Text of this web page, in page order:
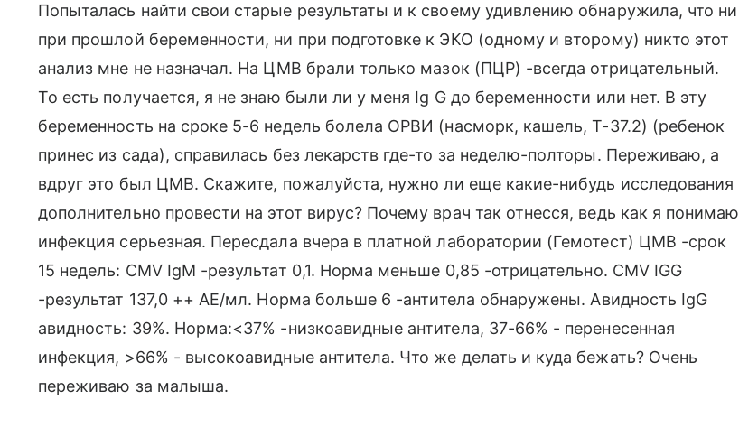
Попыталась найти свои старые результаты и к своему удивлению обнаружила, что ни
при прошлой беременности, ни при подготовке к ЭКО (одному и второму) никто этот
анализ мне не назначал. На ЦМВ брали только мазок (ПЦР) -всегда отрицательный.
То есть получается, я не знаю были ли у меня Ig G до беременности или нет. В эту
беременность на сроке 5-6 недель болела ОРВИ (насморк, кашель, T-37.2) (ребенок
принес из сада), справилась без лекарств где-то за неделю-полторы. Переживаю, а
вдруг это был ЦМВ. Скажите, пожалуйста, нужно ли еще какие-нибудь исследования
дополнительно провести на этот вирус? Почему врач так отнесся, ведь как я понимаю
инфекция серьезная. Пересдала вчера в платной лаборатории (Гемотест) ЦМВ -срок
15 недель: CMV IgM -результат 0,1. Норма меньше 0,85 -отрицательно. СMV IGG
-результат 137,0 ++ AE/мл. Норма больше 6 -антитела обнаружены. Авидность IgG
авидность: 39%. Норма:<37% -низкоавидные антитела, 37-66% - перенесенная
инфекция, >66% - высокоавидные антитела. Что же делать и куда бежать? Очень
переживаю за малыша.